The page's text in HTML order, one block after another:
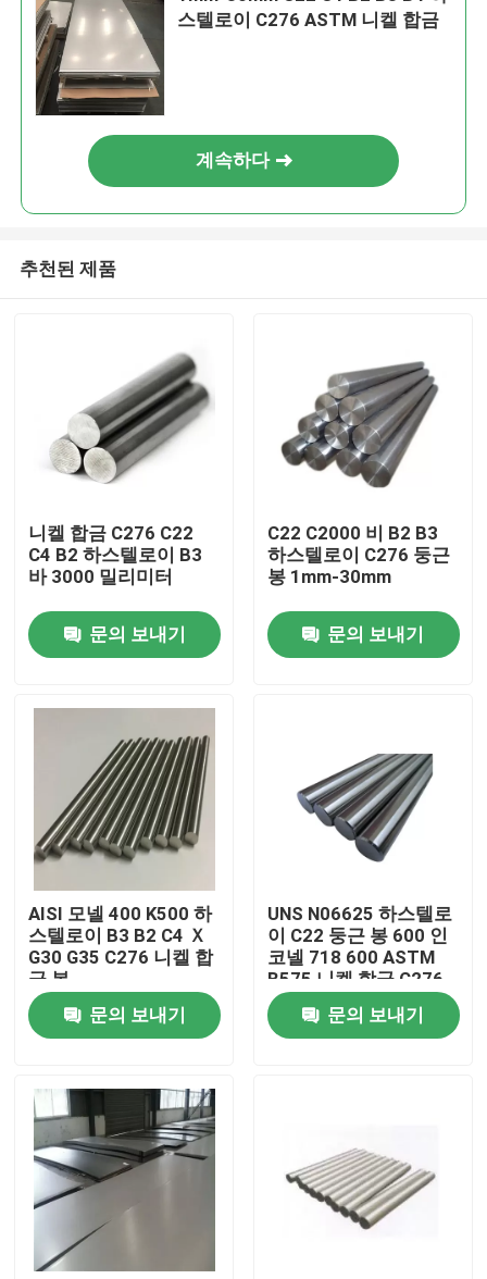
우리에 대하여
공장 여행
품질 관리
연락주세요
인코넬 625 재료
인코로이 800 소재
인코넬 718 재료
스텔로이 C276 ASTM 니켈 합금
계속하다
추천된 제품
니켈 합금 C276 C22
C4 B2 하스텔로이 B3
바 3000 밀리미터
문의 보내기
C22 C2000 비 B2 B3
하스텔로이 C276 둥근
봉 1mm-30mm
문의 보내기
AISI 모넬 400 K500 하
스텔로이 B3 B2 C4 Ｘ
G30 G35 C276 니켈 합
금 봉
문의 보내기
UNS N06625 하스텔로
이 C22 둥근 봉 600 인
코넬 718 600 ASTM
B575 니켈 합금 C276
C4 하스텔로이 Ｘ 비
B2 B3 C276 C22
문의 보내기